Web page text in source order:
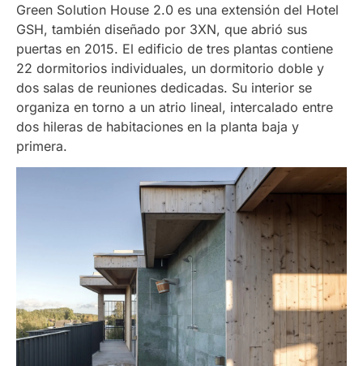
Green Solution House 2.0 es una extensión del Hotel
GSH, también diseñado por 3XN, que abrió sus
puertas en 2015. El edificio de tres plantas contiene
22 dormitorios individuales, un dormitorio doble y
dos salas de reuniones dedicadas. Su interior se
organiza en torno a un atrio lineal, intercalado entre
dos hileras de habitaciones en la planta baja y
primera.